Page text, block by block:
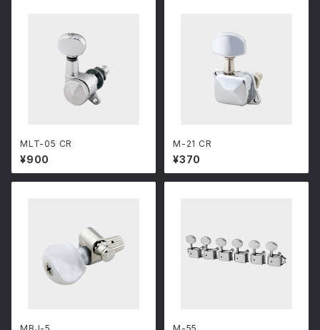
MLT-05 CR
¥900
M-21 CR
¥370